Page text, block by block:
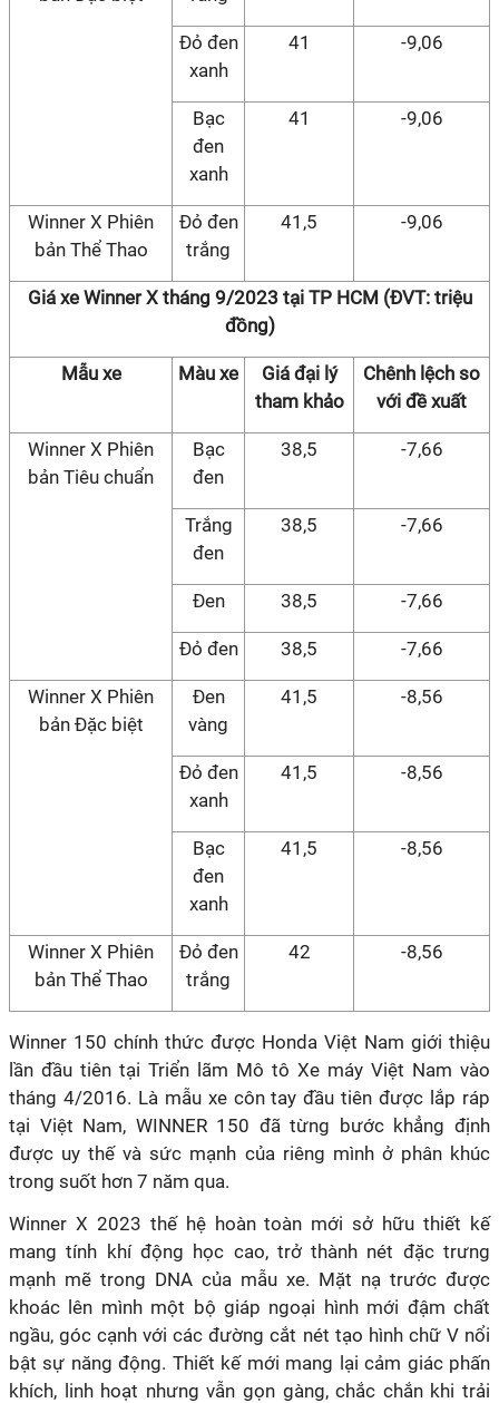
Đỏ đen
xanh
41 -9,06
Bạc
đen
xanh
41 -9,06
Winner X Phiên
bản Thể Thao
Đỏ đen
trắng
41,5 -9,06
Giá xe Winner X tháng 9/2023 tại TP HCM (ĐVT: triệu
đồng)
Mẫu xe Màu xe
Giá đại lý
tham khảo
Chênh lệch so
với đề xuất
Winner X Phiên
bản Tiêu chuẩn
Bạc
đen
38,5 -7,66
Trắng
đen
38,5 -7,66
Đen 38,5 -7,66
Đỏ đen 38,5 -7,66
Winner X Phiên
bản Đặc biệt
Đen
vàng
41,5 -8,56
Đỏ đen
xanh
41,5 -8,56
Bạc
đen
xanh
41,5 -8,56
Winner X Phiên
bản Thể Thao
Đỏ đen
trắng
42 -8,56
Winner 150 chính thức được Honda Việt Nam giới thiệu
lần đầu tiên tại Triển lãm Mô tô Xe máy Việt Nam vào
tháng 4/2016. Là mẫu xe côn tay đầu tiên được lắp ráp
tại Việt Nam, WINNER 150 đã từng bước khẳng định
được uy thế và sức mạnh của riêng mình ở phân khúc
trong suốt hơn 7 năm qua.
Winner X 2023 thế hệ hoàn toàn mới sở hữu thiết kế
mang tính khí động học cao, trở thành nét đặc trưng
mạnh mẽ trong DNA của mẫu xe. Mặt nạ trước được
khoác lên mình một bộ giáp ngoại hình mới đậm chất
ngầu, góc cạnh với các đường cắt nét tạo hình chữ V nổi
bật sự năng động. Thiết kế mới mang lại cảm giác phấn
khích, linh hoạt nhưng vẫn gọn gàng, chắc chắn khi trải